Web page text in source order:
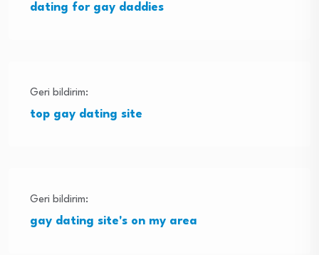
dating for gay daddies
Geri bildirim:
top gay dating site
Geri bildirim:
gay dating site's on my area